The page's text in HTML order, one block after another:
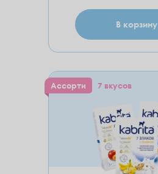
В корзину
Ассорти 7 вкусов